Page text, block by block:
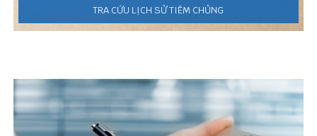
TRA CỨU LỊCH SỬ TIÊM CHỦNG